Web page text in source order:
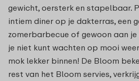
gewicht, oersterk en stapelbaar.
intiem diner op je dakterras, een
zomerbarbecue of gewoon aan
je niet kunt wachten op mooi
mok lekker binnen! De Bloom
rest van het Bloom servies,